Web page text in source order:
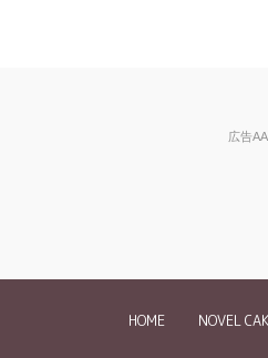
写が含まれていました
・「〇〇」という作品
広告AA
HOME NOVEL